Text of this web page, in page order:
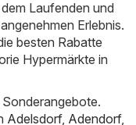
Laufenden und
Erlebnis.
besten Rabatte
Hypermärkte in
Adelsdorf, Adendorf,